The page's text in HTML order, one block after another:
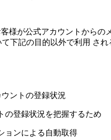
様が公式アカウントから
下記の目的以外で利用 さ
ントの登録状況
録状況を把握するため
による自動取得